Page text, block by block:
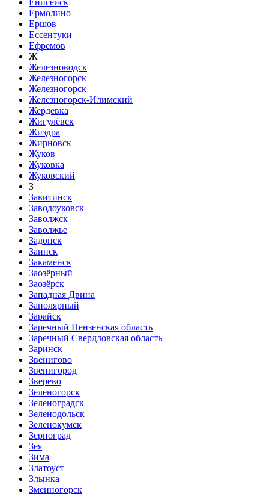
Ермолино
Ершов
Ессентуки
Ефремов
Ж
Железноводск
Железногорск
Железногорск
Железногорск-Илимский
Жердевка
Жигулёвск
Жиздра
Жирновск
Жуков
Жуковка
Жуковский
З
Завитинск
Заводоуковск
Заволжск
Заволжье
Задонск
Заинск
Закаменск
Заозёрный
Заозёрск
Западная Двина
Заполярный
Зарайск
Заречный Пензенская область
Заречный Свердловская область
Заринск
Звенигово
Звенигород
Зверево
Зеленогорск
Зеленоградск
Зеленодольск
Зеленокумск
Зерноград
Зея
Зима
Златоуст
Злынка
Змеиногорск